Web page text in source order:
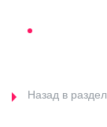
Назад в раздел